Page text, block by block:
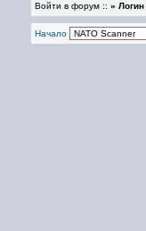
Войти в форум :: » Логин
Начало